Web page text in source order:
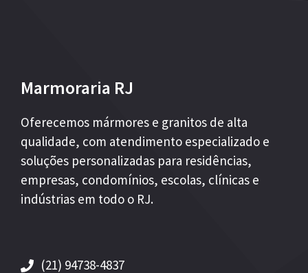
Marmoraria RJ
Oferecemos mármores e granitos de alta
qualidade, com atendimento especializado e
soluções personalizadas para residências,
empresas, condomínios, escolas, clínicas e
indústrias em todo o RJ.
(21) 94738-4837